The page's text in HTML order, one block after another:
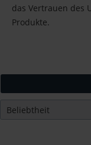
das Vertrauen des
Produkte.